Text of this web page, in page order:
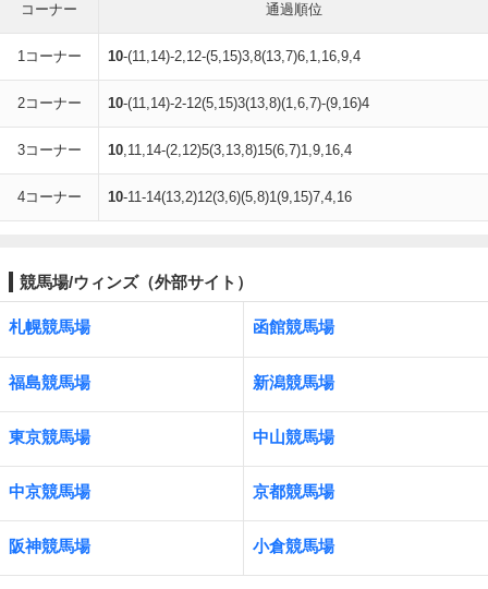
コーナー 通過順位
1コーナー 10-(11,14)-2,12-(5,15)3,8(13,7)6,1,16,9,4
2コーナー 10-(11,14)-2-12(5,15)3(13,8)(1,6,7)-(9,16)4
3コーナー 10,11,14-(2,12)5(3,13,8)15(6,7)1,9,16,4
4コーナー 10-11-14(13,2)12(3,6)(5,8)1(9,15)7,4,16
競馬場/ウィンズ（外部サイト）
札幌競馬場 函館競馬場
福島競馬場 新潟競馬場
東京競馬場 中山競馬場
中京競馬場 京都競馬場
阪神競馬場 小倉競馬場